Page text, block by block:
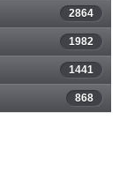
2864
1982
1441
868